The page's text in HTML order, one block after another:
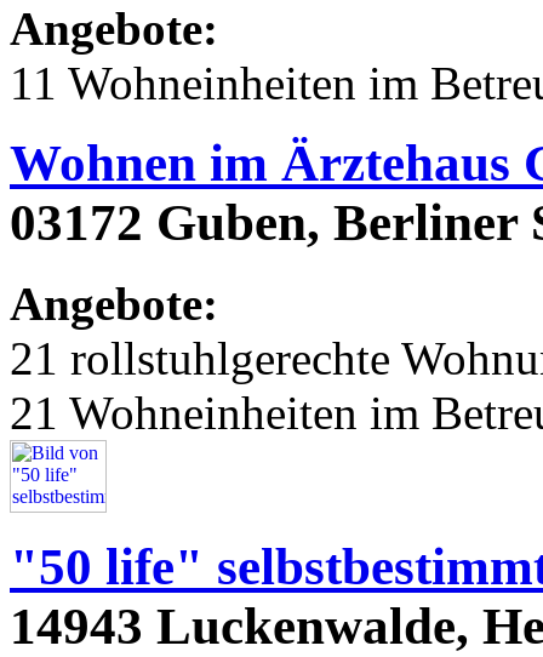
Angebote:
11 Wohneinheiten im
Wohnen im Ärztehaus
03172 Guben, Berliner
Angebote:
21 rollstuhlgerechte
21 Wohneinheiten im
"50 life"
14943 Luckenwalde,